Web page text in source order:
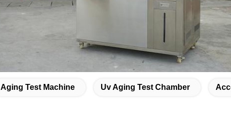
Aging Test Machine Uv Aging Test Chamber